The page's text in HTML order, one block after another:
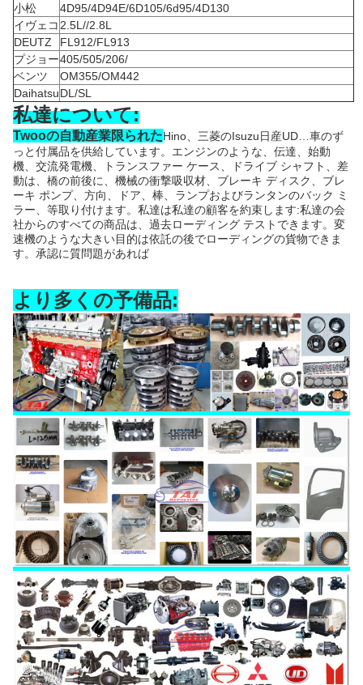
小松
4D95/4D94E/6D105/6d95/4D130
イヴェコ 2.5L//2.8L
DEUTZ
FL912/FL913
プジョー405/505/206/
ベンツ
OM355/OM442
DaihatsuDL/SL
私達について:
Twooの自動産業限られたHino、三菱のIsuzu日産UD…車のず
っと付属品を供給しています。エンジンのような、伝達、始動
機、交流発電機、トランスファー ケース、ドライブ シャフト、差
動は、橋の前後に、機械の衝撃吸収材、ブレーキ ディスク、ブレ
ーキ ポンプ、方向、ドア、棒、ランプおよびランタンのバック ミ
ラー、等取り付けます。私達は私達の顧客を約束します:私達の会
社からのすべての商品は、過去ローディング テストできます。変
速機のような大きい目的は依託の後でローディングの貨物できま
す。承認に質問題があれば
より多くの予備品: